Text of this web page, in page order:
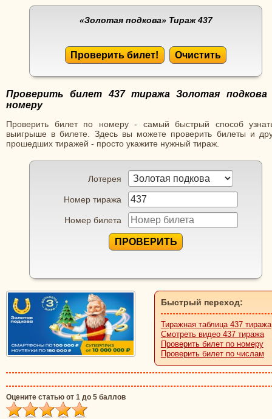
«Золотая подкова» Тираж 437
Проверить билет! Очистить
Проверить билет 437 тиража Золотая подкова
номеру
Проверить билет по номеру - самый быстрый способ
выигрыше в билете. Здесь вы можете проверить билеты и
прошедших тиражей - просто укажите нужный тираж.
Лотерея
Номер тиража
Номер билета
ПРОВЕРИТЬ
Быстрый переход:
Тиражная таблица 437 тиража
Смотреть видео 437 тиража
Проверить билет по номеру
Проверить билет по числам
Оцените статью от 1 до 5 баллов